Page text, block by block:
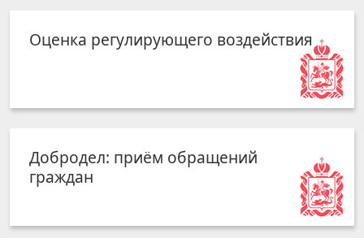
Оценка регулирующего воздействия
Добродел: приём обращений
граждан